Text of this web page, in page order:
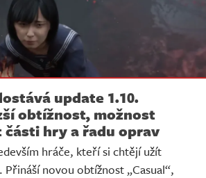
update 1.10.
obtížnost, možnost
hry a řadu oprav
hráče, kteří si chtějí užít
novou obtížnost „Casual“,